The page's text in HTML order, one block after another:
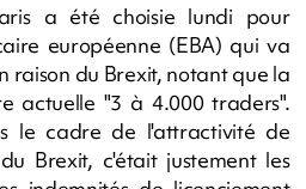
a été choisie lundi pour
européenne (EBA) qui va
raison du Brexit, notant que la
actuelle "3 à 4.000 traders".
le cadre de l'attractivité de
Brexit, c'était justement les